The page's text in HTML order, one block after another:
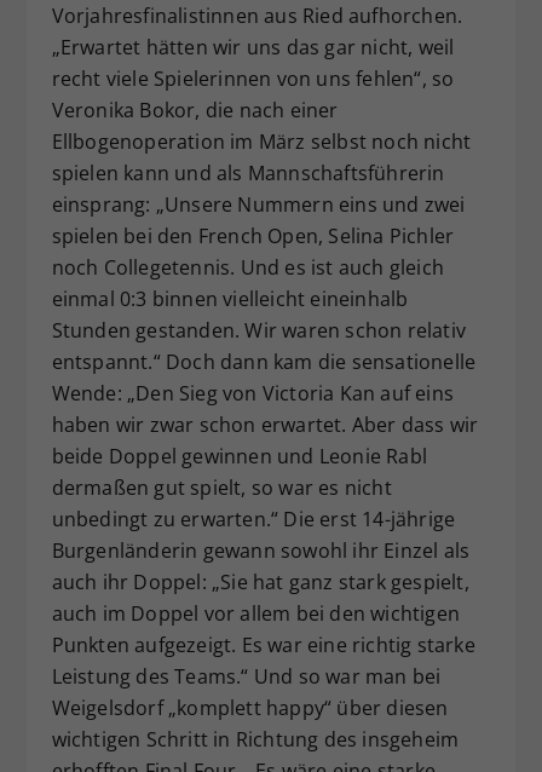
Vorjahresfinalistinnen aus Ried aufhorchen.
„Erwartet hätten wir uns das gar nicht, weil
recht viele Spielerinnen von uns fehlen“, so
Veronika Bokor, die nach einer
Ellbogenoperation im März selbst noch nicht
spielen kann und als Mannschaftsführerin
einsprang: „Unsere Nummern eins und zwei
spielen bei den French Open, Selina Pichler
noch Collegetennis. Und es ist auch gleich
einmal 0:3 binnen vielleicht eineinhalb
Stunden gestanden. Wir waren schon relativ
entspannt.“ Doch dann kam die sensationelle
Wende: „Den Sieg von Victoria Kan auf eins
haben wir zwar schon erwartet. Aber dass wir
beide Doppel gewinnen und Leonie Rabl
dermaßen gut spielt, so war es nicht
unbedingt zu erwarten.“ Die erst 14-jährige
Burgenländerin gewann sowohl ihr Einzel als
auch ihr Doppel: „Sie hat ganz stark gespielt,
auch im Doppel vor allem bei den wichtigen
Punkten aufgezeigt. Es war eine richtig starke
Leistung des Teams.“ Und so war man bei
Weigelsdorf „komplett happy“ über diesen
wichtigen Schritt in Richtung des insgeheim